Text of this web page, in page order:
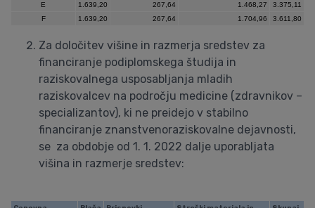
E
1.639,20 267,64 1.468,27
3.375,11
F
1.639,20 267,64 1.704,96 3.611,80
Za določitev višine in razmerja sredstev za
financiranje podiplomskega študija in
raziskovalnega usposabljanja mladih
raziskovalcev na področju medicine (zdravnikov –
specializantov), ki ne preidejo v stabilno
financiranje znanstvenoraziskovalne dejavnosti,
se za obdobje od 1. 1. 2022 dalje uporabljata
višina in razmerje sredstev: